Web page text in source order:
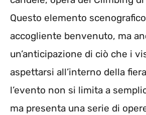
Questo elemento
accogliente benvenuto, ma
un’anticipazione di ciò che i
aspettarsi all’interno della
l’evento non si limita a
ma presenta una serie di